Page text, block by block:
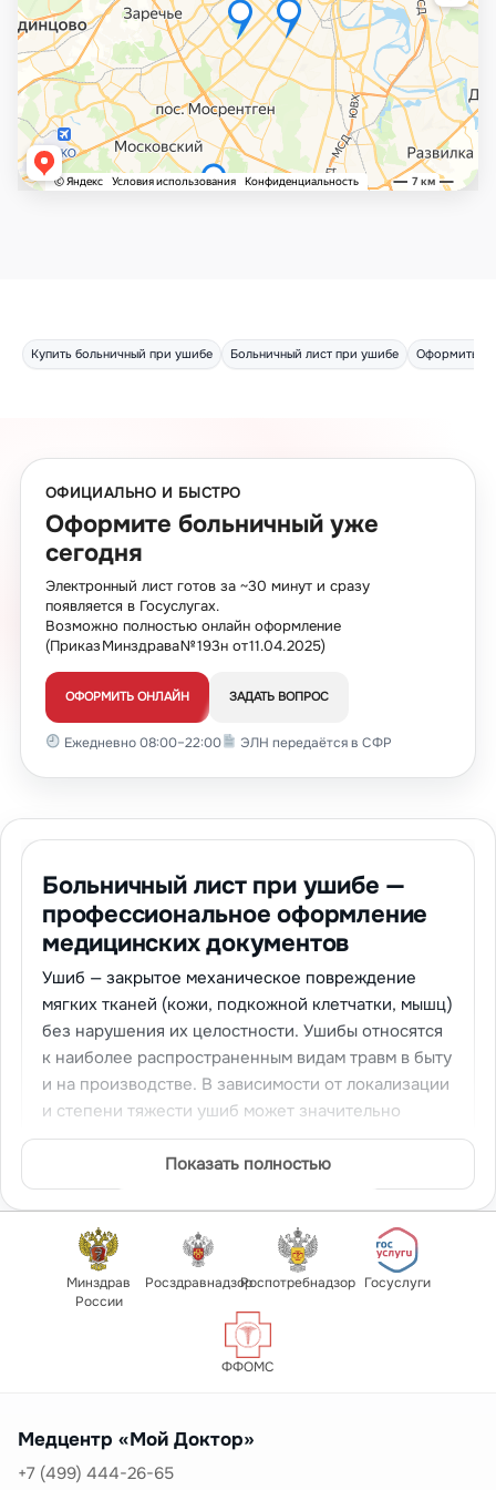
Купить больничный при ушибе Больничный лист при ушибе Оформить
ОФИЦИАЛЬНО И БЫСТРО
Оформите больничный уже
сегодня
Электронный лист готов за ~30 минут и сразу
появляется в Госуслугах.
Возможно полностью онлайн оформление
(Приказ Минздрава № 193н от 11.04.2025)
ОФОРМИТЬ ОНЛАЙН ЗАДАТЬ ВОПРОС
Ежедневно 08:00–22:00 ЭЛН передаётся в СФР
Больничный лист при ушибе —
профессиональное оформление
медицинских документов
Ушиб — закрытое механическое повреждение
мягких тканей (кожи, подкожной клетчатки, мышц)
без нарушения их целостности. Ушибы относятся
к наиболее распространенным видам травм в быту
и на производстве. В зависимости от локализации
и степени тяжести ушиб может значительно
ограничивать трудоспособность. Мы предлагаем
купить больничный при ушибес соблюдением
всех требований законодательства.
Ушибы возникают при падении, ударе тупым
предметом, столкновении.
Больничный лист при
ушибеоформляется при выраженном болевом
синдроме, значительном отеке, гематоме,
ограничении функции, невозможности выполнять
профессиональные обязанности.
I степень (легкая)— незначительное повреждение
кожи, небольшая боль, минимальный отек. Обычно
не требует больничного листа, симптомы
Показать полностью
Минздрав
России
РосздравнадзорРоспотребнадзор Госуслуги
ФФОМС
Медцентр «Мой Доктор»
+7 (499) 444-26-65